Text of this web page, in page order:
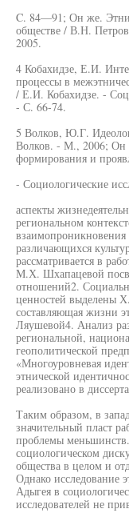
C. 84—91; Он же.
обществе / В.Н.
2005.
4 Кобахидзе, Е.И.
процессы в
/ Е.И. Кобахидзе. -
- С. 66-74.
5 Волков, Ю.Г.
Волков. - М., 2006; Он
формирования и
- Социологические
аспекты
региональном
различающихся
рассматривается в
М.Х. Шхапацевой
отношений2.
ценностей выделены
составляющая жизни
Ляушевой4. Анализ
региональной,
геополитической
«Многоуровневая
этнической
реализовано в
Таким образом, в
значительный пласт
проблемы
социологическом
общества в целом и
Однако исследование
Адыгея в
исследователей не